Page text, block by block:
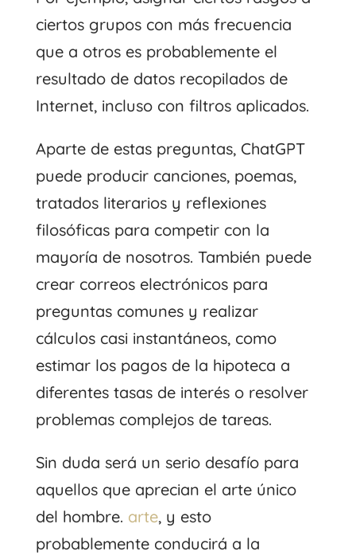
ciertos grupos con más frecuencia
que a otros es probablemente el
resultado de datos recopilados de
Internet, incluso con filtros aplicados.
Aparte de estas preguntas, ChatGPT
puede producir canciones, poemas,
tratados literarios y reflexiones
filosóficas para competir con la
mayoría de nosotros. También puede
crear correos electrónicos para
preguntas comunes y realizar
cálculos casi instantáneos, como
estimar los pagos de la hipoteca a
diferentes tasas de interés o resolver
problemas complejos de tareas.
Sin duda será un serio desafío para
aquellos que aprecian el arte único
del hombre. arte, y esto
probablemente conducirá a la